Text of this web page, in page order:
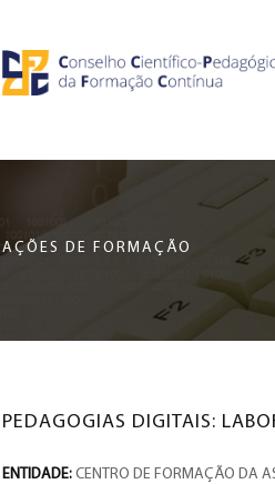
-
AÇÕES DE FORMAÇÃO
PEDAGOGIAS DIGITAIS:
ENTIDADE: CENTRO DE FORMAÇÃO DA